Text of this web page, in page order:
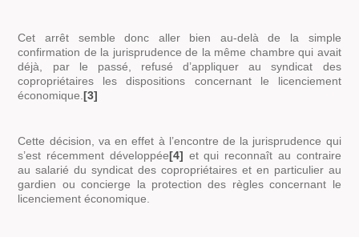
Cet arrêt semble donc aller bien au-delà de la simple
confirmation de la jurisprudence de la même chambre qui avait
déjà, par le passé, refusé d’appliquer au syndicat des
copropriétaires les dispositions concernant le licenciement
économique.[3]
Cette décision, va en effet à l’encontre de la jurisprudence qui
s’est récemment développée[4] et qui reconnaît au contraire
au salarié du syndicat des copropriétaires et en particulier au
gardien ou concierge la protection des règles concernant le
licenciement économique.